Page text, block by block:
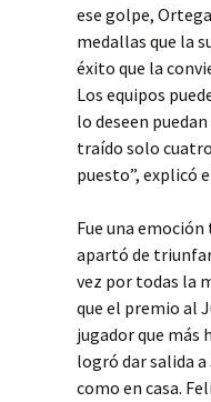
ese golpe,
medallas que la
éxito que la
Los equipos
lo deseen
traído solo
puesto”, explicó
Fue una
apartó de
vez por todas la
que el premio al
jugador que más
logró dar salida
como en casa.